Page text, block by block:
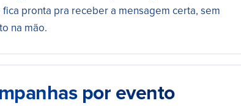
pronta pra receber a mensagem certa, sem
na mão.
por evento